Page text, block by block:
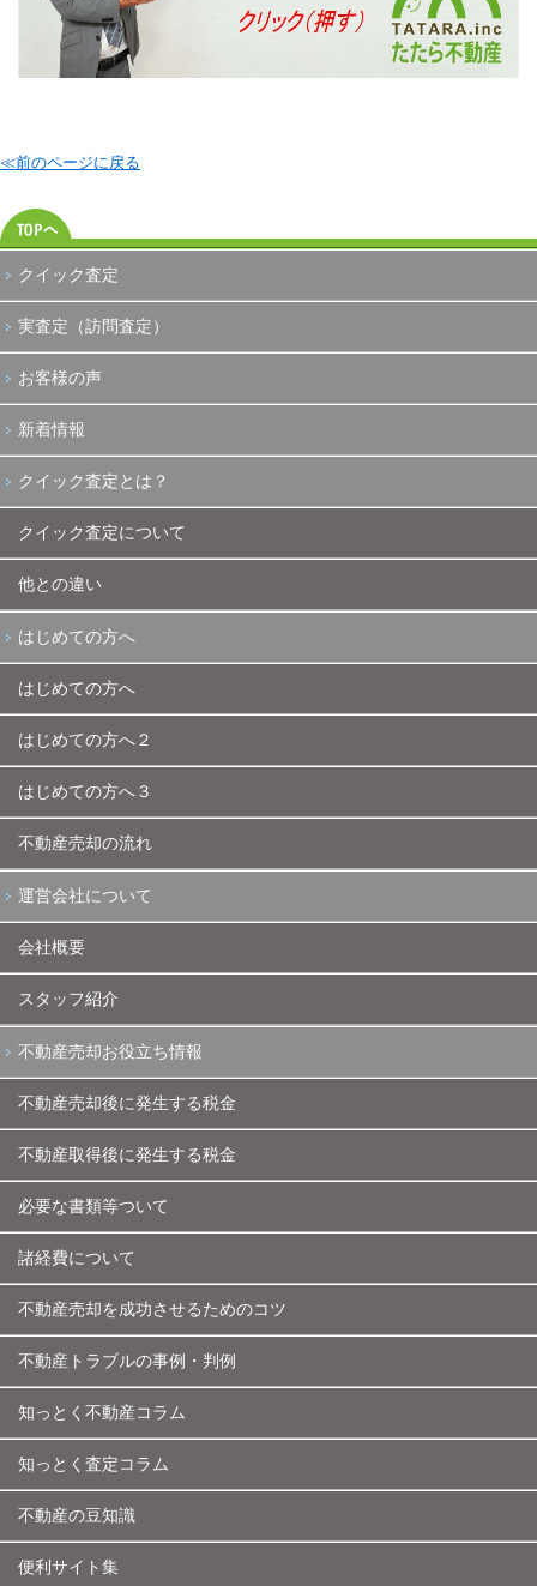
≪前のページに戻る
クイック査定
実査定（訪問査定）
お客様の声
新着情報
クイック査定とは？
クイック査定について
他との違い
はじめての方へ
はじめての方へ
はじめての方へ２
はじめての方へ３
不動産売却の流れ
運営会社について
会社概要
スタッフ紹介
不動産売却お役立ち情報
不動産売却後に発生する税金
不動産取得後に発生する税金
必要な書類等ついて
諸経費について
不動産売却を成功させるためのコツ
不動産トラブルの事例・判例
知っとく不動産コラム
知っとく査定コラム
不動産の豆知識
便利サイト集